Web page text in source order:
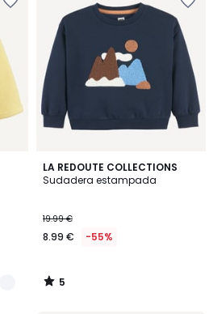
LA REDOUTE COLLECTIONS
Sudadera estampada
19.99 €
8.99 € -55%
5
/
5
/